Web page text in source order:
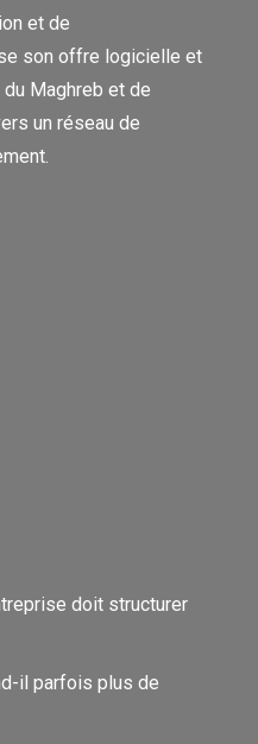
et de
son offre logicielle et
Maghreb et de
un réseau de
doit structurer
il parfois plus de